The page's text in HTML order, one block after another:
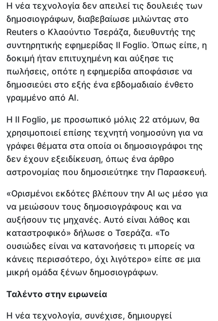
Η νέα τεχνολογία δεν απειλεί τις δουλειές των
δημοσιογράφων, διαβεβαίωσε μιλώντας στο
Reuters ο Κλαούντιο Τσεράζα, διευθυντής της
συντηρητικής εφημερίδας Il Foglio. Όπως είπε, η
δοκιμή ήταν επιτυχημένη και αύξησε τις
πωλήσεις, οπότε η εφημερίδα αποφάσισε να
δημοσιεύει στο εξής ένα εβδομαδιαίο ένθετο
γραμμένο από ΑΙ.
Η Il Foglio, με προσωπικό μόλις 22 ατόμων, θα
χρησιμοποιεί επίσης τεχνητή νοημοσύνη για να
γράφει θέματα στα οποία οι δημοσιογράφοι της
δεν έχουν εξειδίκευση, όπως ένα άρθρο
αστρονομίας που δημοσιεύτηκε την Παρασκευή.
«Ορισμένοι εκδότες βλέπουν την ΑΙ ως μέσο για
να μειώσουν τους δημοσιογράφους και να
αυξήσουν τις μηχανές. Αυτό είναι λάθος και
καταστροφικό» δήλωσε ο Τσεράζα. «Το
ουσιώδες είναι να κατανοήσεις τι μπορείς να
κάνεις περισσότερο, όχι λιγότερο» είπε σε μια
μικρή ομάδα ξένων δημοσιογράφων.
Ταλέντο στην ειρωνεία
Η νέα τεχνολογία, συνέχισε, δημιουργεί